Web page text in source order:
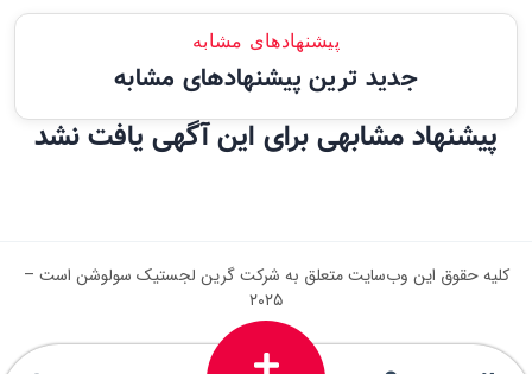
پیشنهادهای مشابه
جدید ترین پیشنهادهای مشابه
پیشنهاد مشابهی برای این آگهی یافت نشد
کلیه حقوق این وب‌سایت متعلق به شرکت گرین لجستیک سولوشن است –
۲۰۲۵